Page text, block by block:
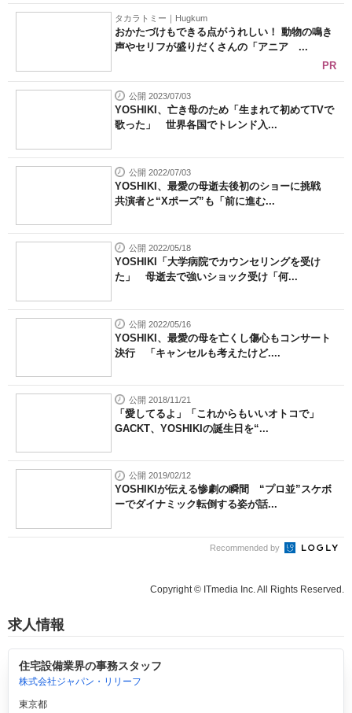
タカラトミー｜Hugkum
おかたづけもできる点がうれしい！ 動物の鳴き
声やセリフが盛りだくさんの「アニア ...
PR
公開 2023/07/03
YOSHIKI、亡き母のため「生まれて初めてTVで
歌った」 世界各国でトレンド入...
公開 2022/07/03
YOSHIKI、最愛の母逝去後初のショーに挑戦
共演者と“Xポーズ”も「前に進む...
公開 2022/05/18
YOSHIKI「大学病院でカウンセリングを受け
た」 母逝去で強いショック受け「何...
公開 2022/05/16
YOSHIKI、最愛の母を亡くし傷心もコンサート
決行 「キャンセルも考えたけど....
公開 2018/11/21
「愛してるよ」「これからもいいオトコで」
GACKT、YOSHIKIの誕生日を“...
公開 2019/02/12
YOSHIKIが伝える惨劇の瞬間 “プロ並”スケボ
ーでダイナミック転倒する姿が話...
Recommended by
Copyright © ITmedia Inc. All Rights Reserved.
求人情報
住宅設備業界の事務スタッフ
株式会社ジャパン・リリーフ
東京都